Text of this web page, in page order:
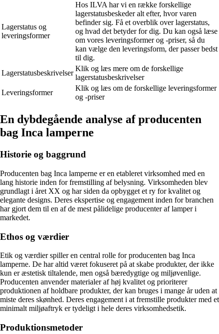
Lagerstatus og
leveringsformer
Hos ILVA har vi en række forskellige
lagerstatusbeskeder alt efter, hvor varen
befinder sig. Få et overblik over lagerstatus,
og hvad det betyder for dig. Du kan også læse
om vores leveringsformer og -priser, så du
kan vælge den leveringsform, der passer bedst
til dig.
Lagerstatusbeskrivelser
Klik og læs mere om de forskellige
lagerstatusbeskrivelser
Leveringsformer
Klik og læs om de forskellige leveringsformer
og -priser
En dybdegående analyse af producenten
bag Inca lamperne
Historie og baggrund
Producenten bag Inca lamperne er en etableret virksomhed med en
lang historie inden for fremstilling af belysning. Virksomheden blev
grundlagt i året XX og har siden da opbygget et ry for kvalitet og
elegante designs. Deres ekspertise og engagement inden for branchen
har gjort dem til en af de mest pålidelige producenter af lamper i
markedet.
Ethos og værdier
Etik og værdier spiller en central rolle for producenten bag Inca
lamperne. De har altid været fokuseret på at skabe produkter, der ikke
kun er æstetisk tiltalende, men også bæredygtige og miljøvenlige.
Producenten anvender materialer af høj kvalitet og prioriterer
produktionen af holdbare produkter, der kan bruges i mange år uden at
miste deres skønhed. Deres engagement i at fremstille produkter med et
minimalt miljøaftryk er tydeligt i hele deres virksomhedsetik.
Produktionsmetoder